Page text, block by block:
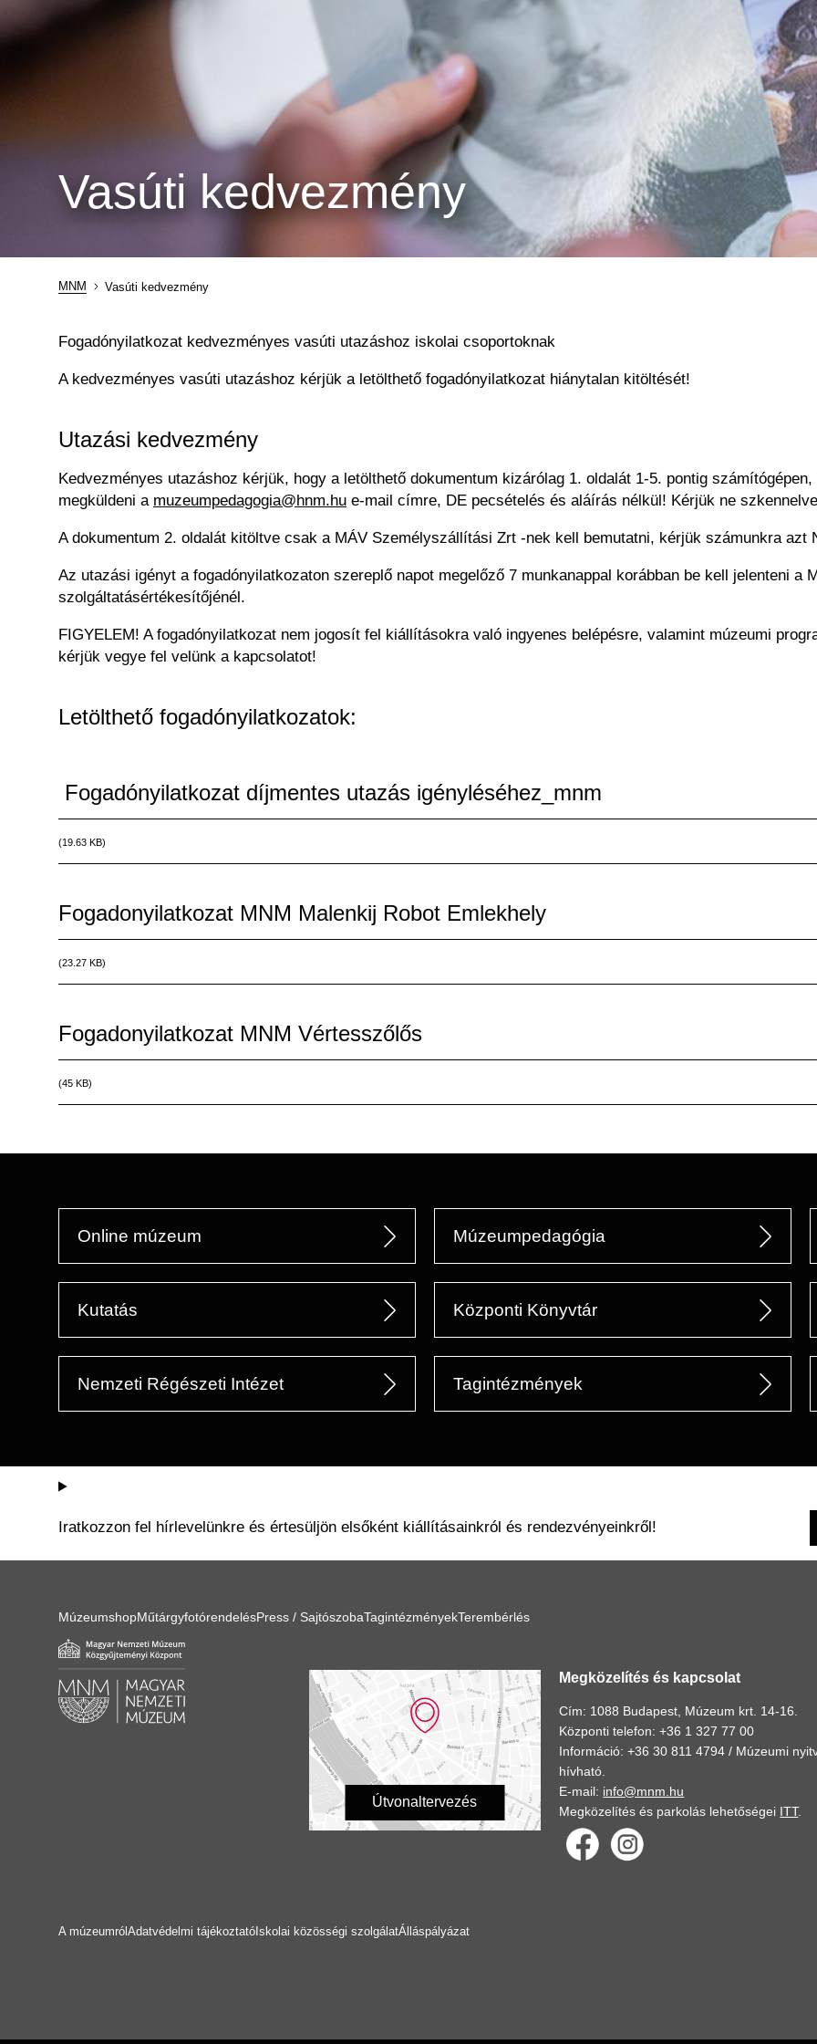
Vasúti kedvezmény
Morzsa
MNM Vasúti kedvezmény
Fogadónyilatkozat kedvezményes vasúti utazáshoz iskolai csoportoknak
A kedvezményes vasúti utazáshoz kérjük a letölthető fogadónyilatkozat hiánytalan kitöltését!
Utazási kedvezmény
Kedvezményes utazáshoz kérjük, hogy a letölthető dokumentum kizárólag 1. oldalát 1-5. pontig
megküldeni a muzeumpedagogia@hnm.hu e-mail címre, DE pecsételés és aláírás nélkül! Kérjük ne
A dokumentum 2. oldalát kitöltve csak a MÁV Személyszállítási Zrt -nek kell bemutatni, kérjük számunkra azt
Az utazási igényt a fogadónyilatkozaton szereplő napot megelőző 7 munkanappal korábban be kell jelenteni a
szolgáltatásértékesítőjénél.
FIGYELEM! A fogadónyilatkozat nem jogosít fel kiállításokra való ingyenes belépésre, valamint múzeumi
kérjük vegye fel velünk a kapcsolatot!
Letölthető fogadónyilatkozatok:
Fogadónyilatkozat díjmentes utazás igényléséhez_mnm
Fájl
(19.63 KB)
Fogadonyilatkozat MNM Malenkij Robot Emlekhely
Fájl
(23.27 KB)
Fogadonyilatkozat MNM Vértesszőlős
Fájl
(45 KB)
Online múzeum Múzeumpedagógia
Kutatás Központi Könyvtár
Nemzeti Régészeti Intézet Tagintézmények
Iratkozzon fel hírlevelünkre és értesüljön elsőként kiállításainkról és rendezvényeinkről!
MúzeumshopMűtárgyfotórendelésPress / SajtószobaTagintézményekTerembérlés
Útvonaltervezés
Megközelítés és kapcsolat
Cím: 1088 Budapest, Múzeum krt. 14-16.
Központi telefon: +36 1 327 77 00
Információ: +36 30 811 4794 / Múzeumi
hívható.
E-mail: info@mnm.hu
Megközelítés és parkolás lehetőségei ITT.
A múzeumrólAdatvédelmi tájékoztatóIskolai közösségi szolgálatÁlláspályázat